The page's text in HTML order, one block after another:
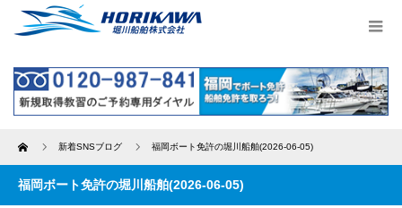
Home 新着SNSブログ 福岡ボート免許の堀川船舶(2026-06-05)
福岡ボート免許の堀川船舶(2026-06-05)